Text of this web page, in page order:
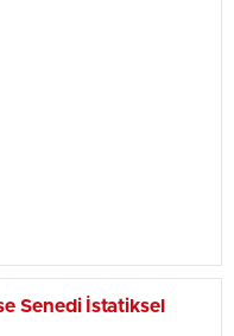
Senedi İstatiksel